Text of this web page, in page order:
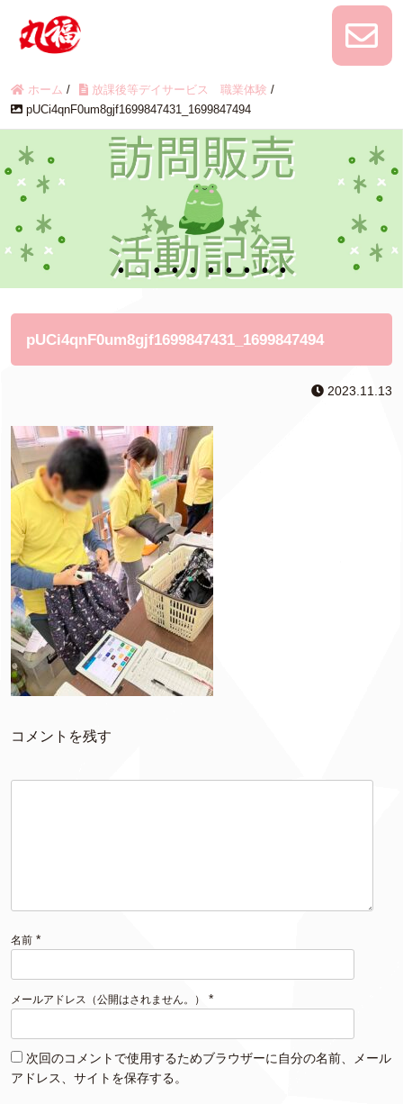
ホーム / 放課後等デイサービス 職業体験 /
pUCi4qnF0um8gjf1699847431_1699847494
pUCi4qnF0um8gjf1699847431_1699847494
2023.11.13
コメントを残す
名前 *
メールアドレス（公開はされません。） *
次回のコメントで使用するためブラウザーに自分の名前、メール
アドレス、サイトを保存する。